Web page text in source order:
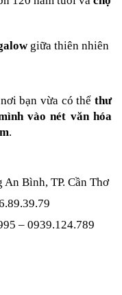
giữa thiên nhiên
bạn vừa có thể thư
vào nét văn hóa
.
Bình, TP. Cần Thơ
– 0939.124.789